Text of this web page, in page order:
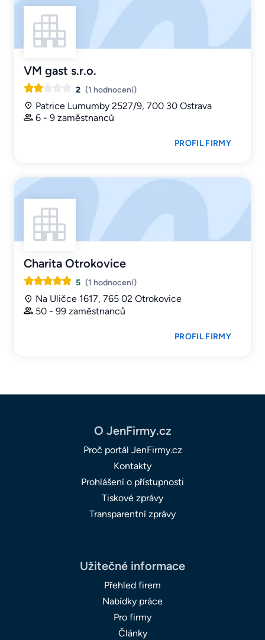
VM gast s.r.o.
2 (1 hodnocení)
Patrice Lumumby 2527/9, 700 30 Ostrava
6 - 9 zaměstnanců
PROFIL FIRMY
Charita Otrokovice
5 (1 hodnocení)
Na Uličce 1617, 765 02 Otrokovice
50 - 99 zaměstnanců
PROFIL FIRMY
O JenFirmy.cz
Proč portál JenFirmy.cz
Kontakty
Prohlášení o přístupnosti
Tiskové zprávy
Transparentní zprávy
Užitečné informace
Přehled firem
Nabídky práce
Pro firmy
Články